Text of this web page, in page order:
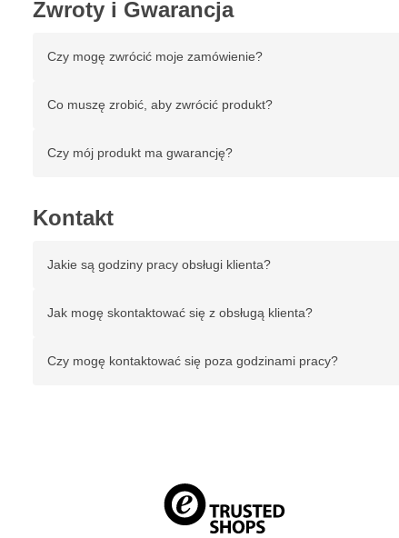
Zwroty i Gwarancja
Czy mogę zwrócić moje zamówienie?
Co muszę zrobić, aby zwrócić produkt?
Czy mój produkt ma gwarancję?
Kontakt
Jakie są godziny pracy obsługi klienta?
Jak mogę skontaktować się z obsługą klienta?
Czy mogę kontaktować się poza godzinami pracy?